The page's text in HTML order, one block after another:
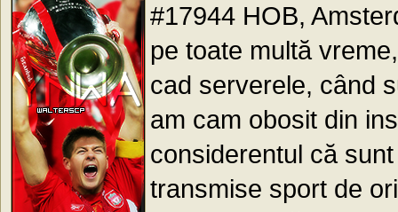
#17944 HOB,
pe toate multă
cad serverele, când
am cam obosit din
considerentul că
transmise sport de